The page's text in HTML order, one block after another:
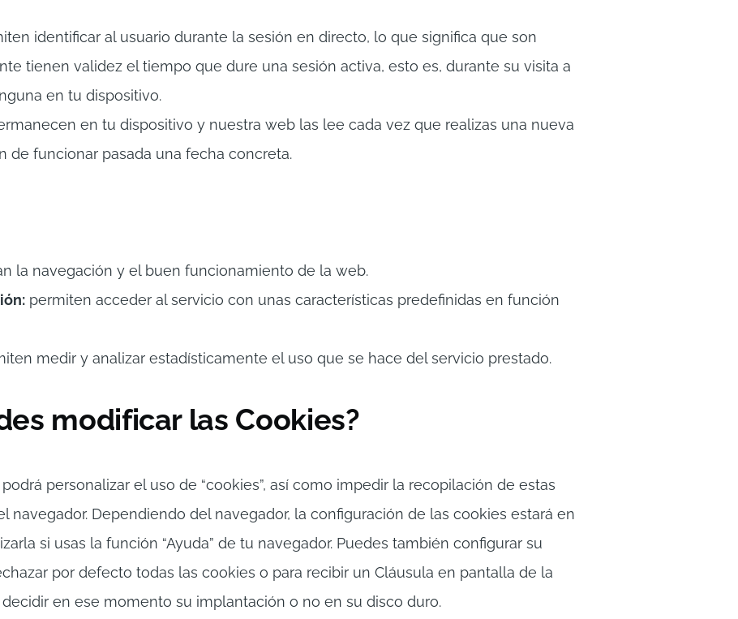
identificar al usuario durante la sesión en directo, lo que significa que son
tienen validez el tiempo que dure una sesión activa, esto es, durante su visita a
en tu dispositivo.
en tu dispositivo y nuestra web las lee cada vez que realizas una nueva
de funcionar pasada una fecha concreta.
la navegación y el buen funcionamiento de la web.
permiten acceder al servicio con unas características predefinidas en función
medir y analizar estadísticamente el uso que se hace del servicio prestado.
modificar las Cookies?
personalizar el uso de “cookies”, así como impedir la recopilación de estas
navegador. Dependiendo del navegador, la configuración de las cookies estará en
si usas la función “Ayuda” de tu navegador. Puedes también configurar su
por defecto todas las cookies o para recibir un Cláusula en pantalla de la
en ese momento su implantación o no en su disco duro.